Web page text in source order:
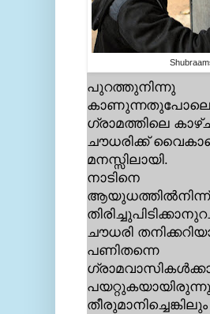
പുറത്തുനിന്നു
ഗ്രാമത്തിലെ
ചൗധരിക്ക്
മനസ്സിലായി.
നാടിനെ
ആയുധത്തില്‍നിന്ന്
ചൗധരി
പണിതന്നെ